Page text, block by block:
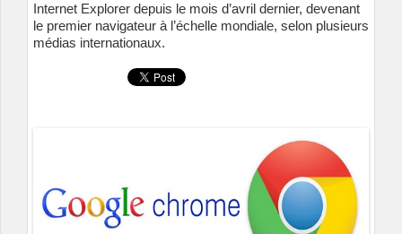
Internet Explorer depuis le mois d’avril dernier, devenant
le premier navigateur à l’échelle mondiale, selon plusieurs
médias internationaux.